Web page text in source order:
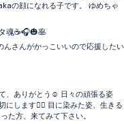
の顔になれる子です。 ゆめちゃ
魂☕🎧️🎃🥞
んさんがかっこいいので応援したい
、ありがとう☺️ 日々の頑張る姿
します🙇‍♂️ 目に染みた姿、生きる
た方、来てみて下さい。